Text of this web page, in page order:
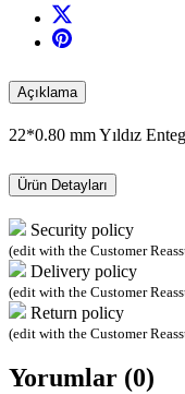
Açıklama
22*0.80 mm Yıldız
Ürün Detayları
Security policy
(edit with the Customer
Delivery policy
(edit with the Customer
Return policy
(edit with the Customer
Yorumlar (0)